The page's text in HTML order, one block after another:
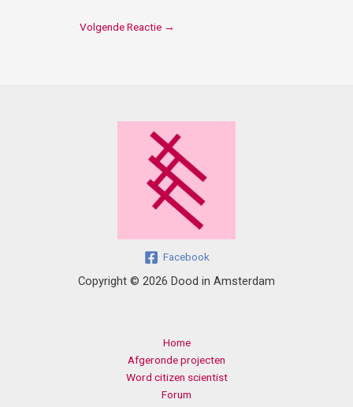
Volgende Reactie →
Facebook
Copyright © 2026 Dood in Amsterdam
Home
Afgeronde projecten
Word citizen scientist
Forum